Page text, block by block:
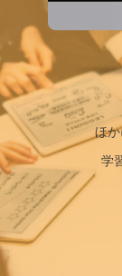
ほ
学